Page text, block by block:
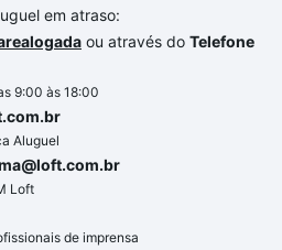
em atraso:
ou através do Telefone
9:00 às 18:00
Aluguel
Loft
de imprensa